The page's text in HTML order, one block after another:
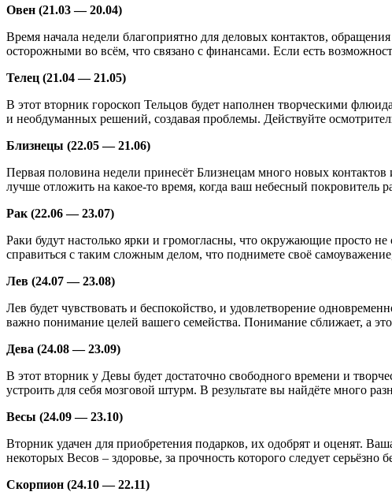
Овен (21.03 — 20.04)
Время начала недели благоприятно для деловых контактов,
осторожными во всём, что связано с финансами. Если есть
Телец (21.04 — 21.05)
В этот вторник гороскоп Тельцов будет наполнен творческими
и необдуманных решений, создавая проблемы. Действуйте
Близнецы (22.05 — 21.06)
Первая половина недели принесёт Близнецам много новых
лучше отложить на какое-то время, когда ваш небесный покровитель
Рак (22.06 — 23.07)
Раки будут настолько ярки и громогласны, что окружающие просто
справиться с таким сложным делом, что поднимете своё
Лев (24.07 — 23.08)
Лев будет чувствовать и беспокойство, и удовлетворение
важно понимание целей вашего семейства. Понимание сближает, а
Дева (24.08 — 23.09)
В этот вторник у Девы будет достаточно свободного времени и
устроить для себя мозговой штурм. В результате вы найдёте много
Весы (24.09 — 23.10)
Вторник удачен для приобретения подарков, их одобрят и оценят.
некоторых Весов – здоровье, за прочность которого следует серьёзно
Скорпион (24.10 — 22.11)